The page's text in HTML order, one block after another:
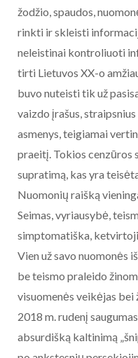
žodžio, spaudos,
rinkti ir skleisti
neleistinai kontroliuoti
tirti Lietuvos XX-o
buvo nuteisti tik už
vaizdo įrašus,
asmenys, teigiamai
praeitį. Tokios cenzūros
supratimą, kas yra
Nuomonių raišką
Seimas, vyriausybė,
simptomatiška,
Vien už savo nuomonės
be teismo praleido
visuomenės veikėjas
2018 m. rudenį
absurdišką kaltinimą